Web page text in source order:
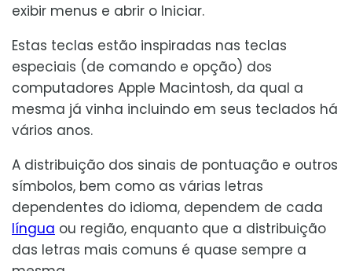
exibir menus e abrir o Iniciar.
Estas teclas estão inspiradas nas teclas
especiais (de comando e opção) dos
computadores Apple Macintosh, da qual a
mesma já vinha incluindo em seus teclados há
vários anos.
A distribuição dos sinais de pontuação e outros
símbolos, bem como as várias letras
dependentes do idioma, dependem de cada
língua ou região, enquanto que a distribuição
das letras mais comuns é quase sempre a